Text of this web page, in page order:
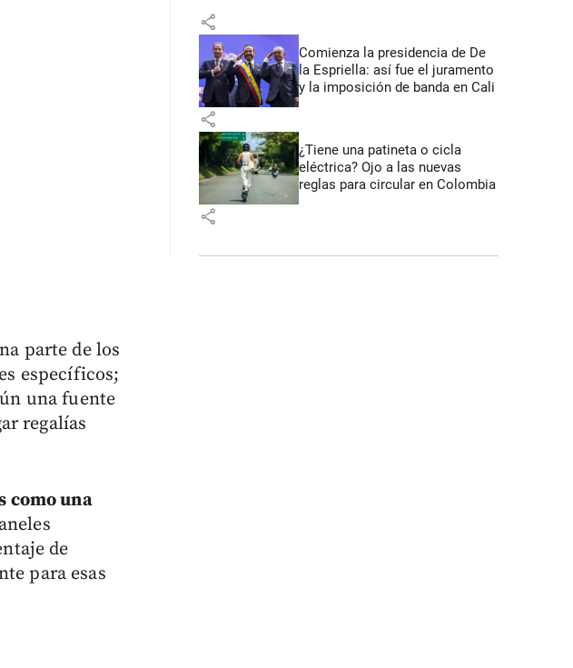
parte de los
específicos;
una fuente
regalías
como una
de
para esas
share
Comienza la presidencia de De
la Espriella: así fue el juramento
y la imposición de banda en Cali
share
¿Tiene una patineta o cicla
eléctrica? Ojo a las nuevas
reglas para circular en Colombia
share